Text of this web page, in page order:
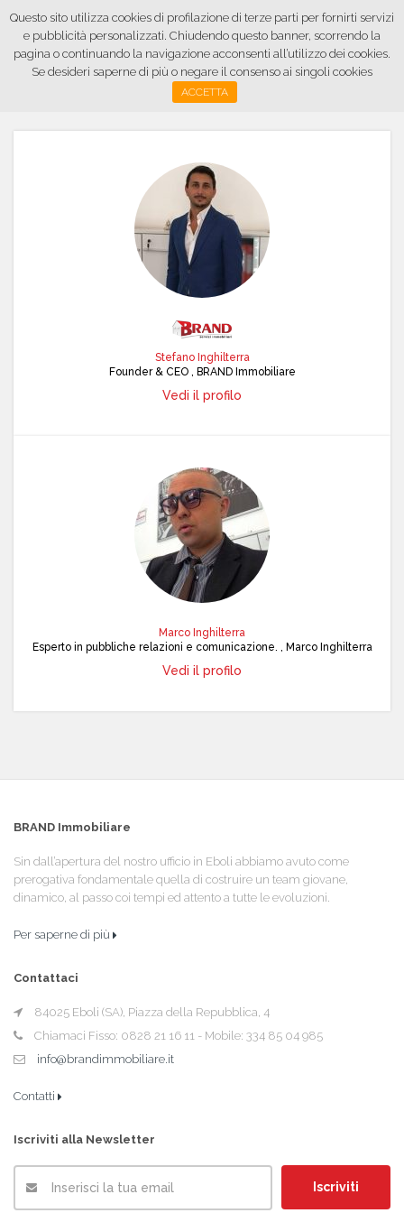
Stefano Inghilterra
Founder & CEO , BRAND Immobiliare
Vedi il profilo
Marco Inghilterra
Esperto in pubbliche relazioni e comunicazione. , Marco Inghilterra
Vedi il profilo
BRAND Immobiliare
Sin dall’apertura del nostro ufficio in Eboli abbiamo avuto come
prerogativa fondamentale quella di costruire un team giovane,
dinamico, al passo coi tempi ed attento a tutte le evoluzioni.
Per saperne di più
Contattaci
84025 Eboli (SA), Piazza della Repubblica, 4
Chiamaci Fisso: 0828 21 16 11 - Mobile: 334 85 04 985
info@brandimmobiliare.it
Contatti
Iscriviti alla Newsletter
Iscriviti
Questo sito utilizza cookies di profilazione di terze parti per fornirti servizi
e pubblicità personalizzati. Chiudendo questo banner, scorrendo la
pagina o continuando la navigazione acconsenti all’utilizzo dei cookies.
Se desideri saperne di più o negare il consenso ai singoli cookies
ACCETTA